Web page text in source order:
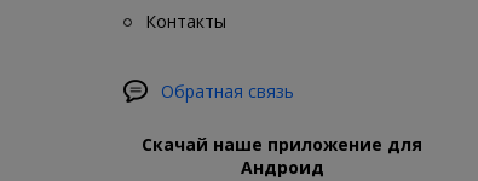
Контакты
Обратная связь
Скачай наше приложение для
Андроид